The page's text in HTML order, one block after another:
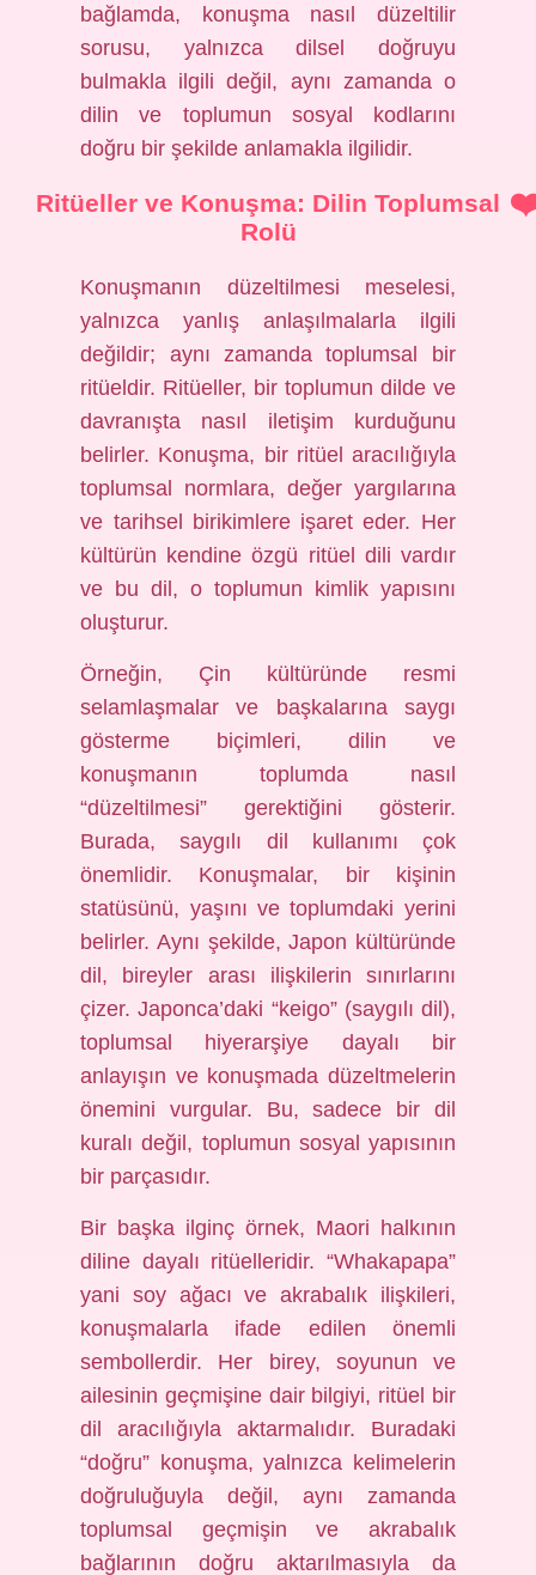
bağlamda, konuşma nasıl düzeltilir
sorusu, yalnızca dilsel doğruyu
bulmakla ilgili değil, aynı zamanda o
dilin ve toplumun sosyal kodlarını
doğru bir şekilde anlamakla ilgilidir.
Ritüeller ve Konuşma: Dilin Toplumsal
Rolü
Konuşmanın düzeltilmesi meselesi,
yalnızca yanlış anlaşılmalarla ilgili
değildir; aynı zamanda toplumsal bir
ritüeldir. Ritüeller, bir toplumun dilde ve
davranışta nasıl iletişim kurduğunu
belirler. Konuşma, bir ritüel aracılığıyla
toplumsal normlara, değer yargılarına
ve tarihsel birikimlere işaret eder. Her
kültürün kendine özgü ritüel dili vardır
ve bu dil, o toplumun kimlik yapısını
oluşturur.
Örneğin, Çin kültüründe resmi
selamlaşmalar ve başkalarına saygı
gösterme biçimleri, dilin ve
konuşmanın toplumda nasıl
“düzeltilmesi” gerektiğini gösterir.
Burada, saygılı dil kullanımı çok
önemlidir. Konuşmalar, bir kişinin
statüsünü, yaşını ve toplumdaki yerini
belirler. Aynı şekilde, Japon kültüründe
dil, bireyler arası ilişkilerin sınırlarını
çizer. Japonca’daki “keigo” (saygılı dil),
toplumsal hiyerarşiye dayalı bir
anlayışın ve konuşmada düzeltmelerin
önemini vurgular. Bu, sadece bir dil
kuralı değil, toplumun sosyal yapısının
bir parçasıdır.
Bir başka ilginç örnek, Maori halkının
diline dayalı ritüelleridir. “Whakapapa”
yani soy ağacı ve akrabalık ilişkileri,
konuşmalarla ifade edilen önemli
sembollerdir. Her birey, soyunun ve
ailesinin geçmişine dair bilgiyi, ritüel bir
dil aracılığıyla aktarmalıdır. Buradaki
“doğru” konuşma, yalnızca kelimelerin
doğruluğuyla değil, aynı zamanda
toplumsal geçmişin ve akrabalık
bağlarının doğru aktarılmasıyla da